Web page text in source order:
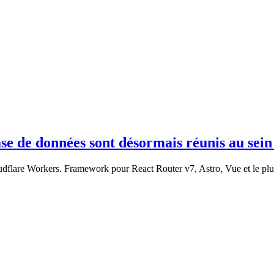
de données sont désormais réunis au
Workers. Framework pour React Router v7, Astro, Vue et le